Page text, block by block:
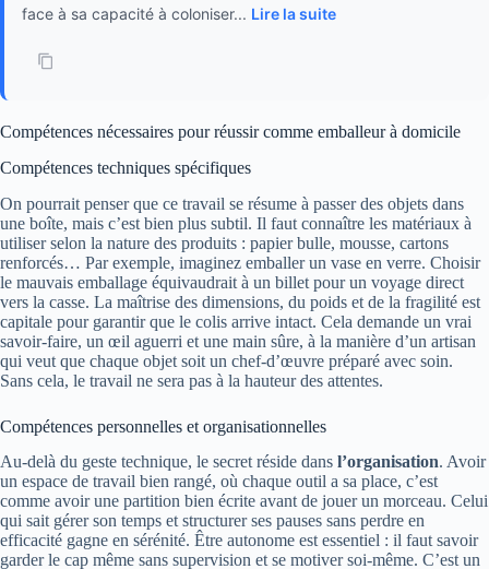
face à sa capacité à coloniser... Lire la suite
Compétences nécessaires pour réussir comme emballeur à domicile
Compétences techniques spécifiques
On pourrait penser que ce travail se résume à passer des objets dans
une boîte, mais c’est bien plus subtil. Il faut connaître les matériaux à
utiliser selon la nature des produits : papier bulle, mousse, cartons
renforcés… Par exemple, imaginez emballer un vase en verre. Choisir
le mauvais emballage équivaudrait à un billet pour un voyage direct
vers la casse. La maîtrise des dimensions, du poids et de la fragilité est
capitale pour garantir que le colis arrive intact. Cela demande un vrai
savoir-faire, un œil aguerri et une main sûre, à la manière d’un artisan
qui veut que chaque objet soit un chef-d’œuvre préparé avec soin.
Sans cela, le travail ne sera pas à la hauteur des attentes.
Compétences personnelles et organisationnelles
Au-delà du geste technique, le secret réside dans l’organisation. Avoir
un espace de travail bien rangé, où chaque outil a sa place, c’est
comme avoir une partition bien écrite avant de jouer un morceau. Celui
qui sait gérer son temps et structurer ses pauses sans perdre en
efficacité gagne en sérénité. Être autonome est essentiel : il faut savoir
garder le cap même sans supervision et se motiver soi-même. C’est un